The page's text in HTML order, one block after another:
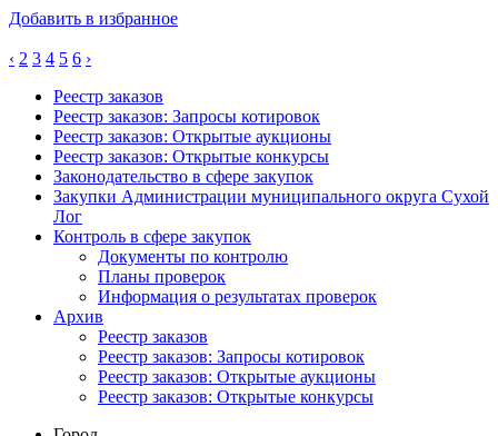
Добавить в избранное
‹ 2 3 4 5 6 ›
Реестр заказов
Реестр заказов: Запросы котировок
Реестр заказов: Открытые аукционы
Реестр заказов: Открытые конкурсы
Законодательство в сфере закупок
Закупки Администрации муниципального округа Сухой
Лог
Контроль в сфере закупок
Документы по контролю
Планы проверок
Информация о результатах проверок
Архив
Реестр заказов
Реестр заказов: Запросы котировок
Реестр заказов: Открытые аукционы
Реестр заказов: Открытые конкурсы